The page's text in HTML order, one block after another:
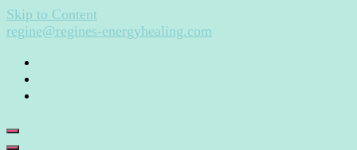
Skip to Content
regine@regines-energyhealing.com